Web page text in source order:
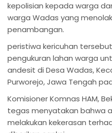
kepolisian kepada warga
warga Wadas yang
penambangan.
peristiwa kericuhan
pengukuran lahan warga
andesit di Desa Wadas,
Purworejo, Jawa Tengah
Komisioner Komnas HAM,
tegas menyatakan bahwa
melakukan kekerasan